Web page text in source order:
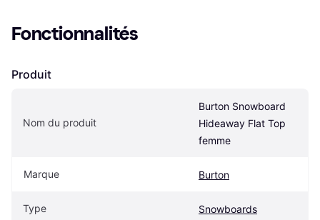
Fonctionnalités
Produit
Nom du produit
Burton Snowboard
Hideaway Flat Top
femme
Marque Burton
Type Snowboards